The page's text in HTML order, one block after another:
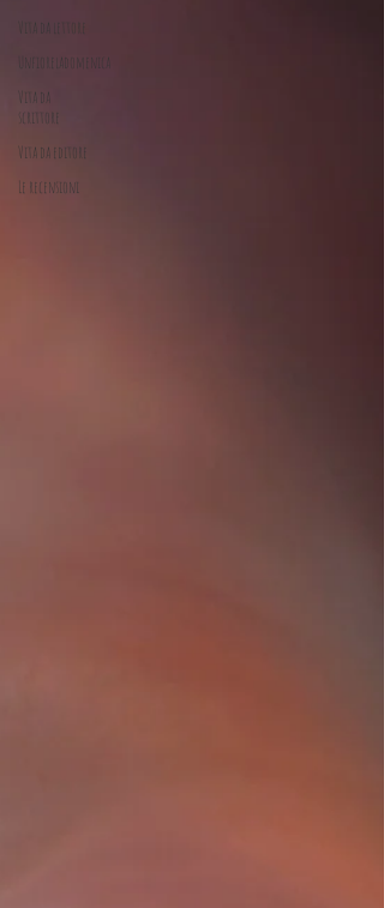
Vita da lettore
Unfioreladomenica
Vita da
scrittore
Vita da editore
Le recensioni